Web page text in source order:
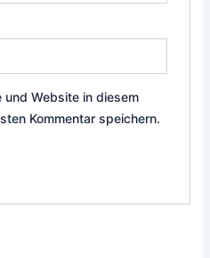
und Website in diesem
Kommentar speichern.